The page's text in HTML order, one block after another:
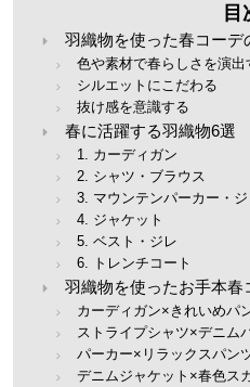
目
羽織物を使った春コーデ
色や素材で春らしさを演出
シルエットにこだわる
抜け感を意識する
春に活躍する羽織物6選
1. カーディガン
2. シャツ・ブラウス
3. マウンテンパーカー・
4. ジャケット
5. ベスト・ジレ
6. トレンチコート
羽織物を使ったお手本春
カーディガン×きれいめパ
ストライプシャツ×デニム
パーカー×リラックスパン
デニムジャケット×春色ス